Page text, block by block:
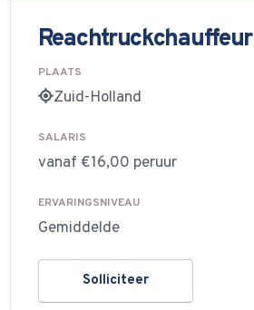
Reachtruckchauffeur
PLAATS
Zuid-Holland
SALARIS
vanaf €16,00 peruur
ERVARINGSNIVEAU
Gemiddelde
Solliciteer